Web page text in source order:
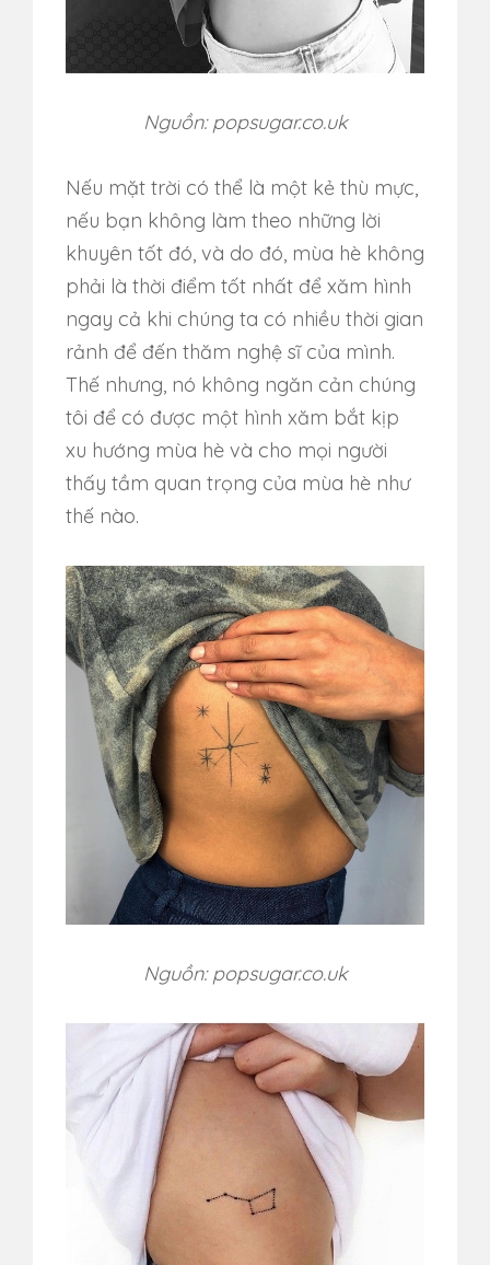
Nguồn: popsugar.co.uk
Nếu mặt trời có thể là một kẻ thù mực,
nếu bạn không làm theo những lời
khuyên tốt đó, và do đó, mùa hè không
phải là thời điểm tốt nhất để xăm hình
ngay cả khi chúng ta có nhiều thời gian
rảnh để đến thăm nghệ sĩ của mình.
Thế nhưng, nó không ngăn cản chúng
tôi để có được một hình xăm bắt kịp
xu hướng mùa hè và cho mọi người
thấy tầm quan trọng của mùa hè như
thế nào.
Nguồn: popsugar.co.uk